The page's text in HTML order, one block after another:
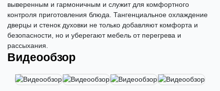
выверенным и гармоничным и служит для комфортного
контроля приготовления блюда. Тангенциальное охлаждение
дверцы и стенок духовки не только добавляют комфорта и
безопасности, но и уберегают мебель от перегрева и
рассыхания.
Видеообзор